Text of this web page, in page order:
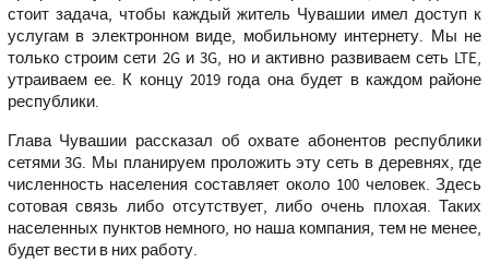
стоит задача, чтобы каждый житель Чувашии имел доступ к
услугам в электронном виде, мобильному интернету. Мы не
только строим сети 2G и 3G, но и активно развиваем сеть LTE,
утраиваем ее. К концу 2019 года она будет в каждом районе
республики.
Глава Чувашии рассказал об охвате абонентов республики
сетями 3G. Мы планируем проложить эту сеть в деревнях, где
численность населения составляет около 100 человек. Здесь
сотовая связь либо отсутствует, либо очень плохая. Таких
населенных пунктов немного, но наша компания, тем не менее,
будет вести в них работу.